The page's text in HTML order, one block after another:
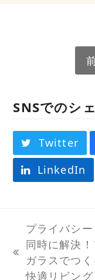
SNSでのシ
Twitter
LinkedIn
previous
post:
プライバシ
同時に解決！
ガラスでつく
快適リビング